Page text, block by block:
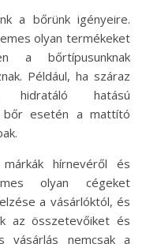
a bőrünk igényeire.
olyan termékeket
a bőrtípusunknak
Például, ha száraz
hidratáló hatású
bőr esetén a mattító
hírnevéről és
olyan cégeket
a vásárlóktól, és
az összetevőiket és
vásárlás nemcsak a